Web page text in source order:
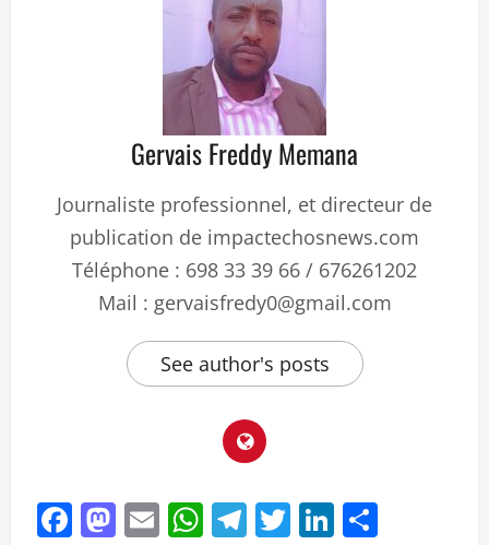
Gervais Freddy Memana
Journaliste professionnel, et directeur de
publication de impactechosnews.com
Téléphone : 698 33 39 66 / 676261202
Mail : gervaisfredy0@gmail.com
See author's posts
Facebook
Mastodon
EmailWhatsApp
Telegram
TwitterLinkedIn